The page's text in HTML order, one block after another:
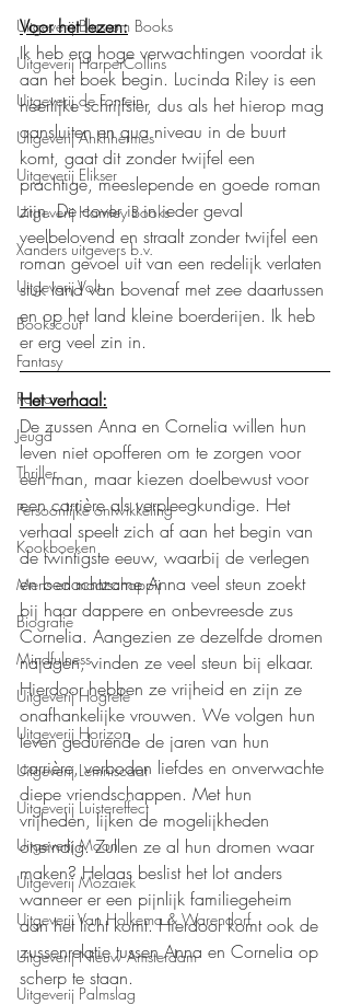
Uitgeverij Blossom Books
Uitgeverij HarperCollins
Uitgeverij de Fontein
Uitgeverij Ankhhermes
Uitgeverij Elikser
Uitgeverij Hamley Books
Xanders uitgevers b.v.
Uitgeverij Volt
Bookscout
Fantasy
Roman
Jeugd
Thriller
Persoonlijke ontwikkeling
Kookboeken
Mens en maatschappij
Biografie
Mindfulness
Uitgeverij Hogrefe
Uitgeverij Horizon
Uitgeverij Lemniscaat
Uitgeverij Luistereffect
Uitgeverij Moon
Uitgeverij Mozaïek
Uitgeverij Van Holkema & Warendorf
Uitgeverij Nieuw Amsterdam
Uitgeverij Palmslag
Voor het lezen:
Ik heb erg hoge verwachtingen voordat ik
aan het boek begin. Lucinda Riley is een
heerlijke schrijfster, dus als het hierop mag
aansluiten en qua niveau in de buurt
komt, gaat dit zonder twijfel een
prachtige, meeslepende en goede roman
zijn. De cover is in ieder geval
veelbelovend en straalt zonder twijfel een
roman gevoel uit van een redelijk verlaten
stuk land van bovenaf met zee daartussen
en op het land kleine boerderijen. Ik heb
er erg veel zin in.
Het verhaal:
De zussen Anna en Cornelia willen hun
leven niet opofferen om te zorgen voor
een man, maar kiezen doelbewust voor
een carrière als verpleegkundige. Het
verhaal speelt zich af aan het begin van
de twintigste eeuw, waarbij de verlegen
en bedachtzame Anna veel steun zoekt
bij haar dappere en onbevreesde zus
Cornelia. Aangezien ze dezelfde dromen
najagen, vinden ze veel steun bij elkaar.
Hierdoor hebben ze vrijheid en zijn ze
onafhankelijke vrouwen. We volgen hun
leven gedurende de jaren van hun
carrière, verboden liefdes en onverwachte
diepe vriendschappen. Met hun
vrijheden, lijken de mogelijkheden
oneindig. Zullen ze al hun dromen waar
maken? Helaas beslist het lot anders
wanneer er een pijnlijk familiegeheim
aan het licht komt. Hierdoor komt ook de
zussenrelatie tussen Anna en Cornelia op
scherp te staan.